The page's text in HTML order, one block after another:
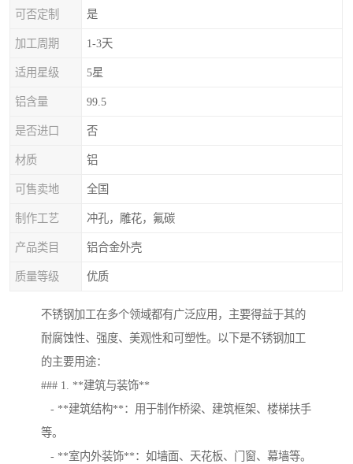
可否定制 是
加工周期 1-3天
适用星级 5星
铝含量 99.5
是否进口 否
材质 铝
可售卖地 全国
制作工艺 冲孔，雕花，氟碳
产品类目 铝合金外壳
质量等级 优质
不锈钢加工在多个领域都有广泛应用，主要得益于其的
耐腐蚀性、强度、美观性和可塑性。以下是不锈钢加工
的主要用途：
### 1. **建筑与装饰**
- **建筑结构**：用于制作桥梁、建筑框架、楼梯扶手
等。
- **室内外装饰**：如墙面、天花板、门窗、幕墙等。